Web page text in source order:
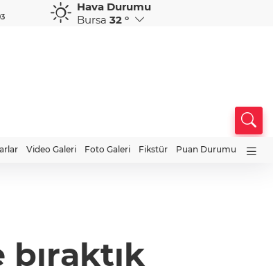
CHF
58,7274
CAD
34,0039
Hava Durumu
Bursa 32 °
Video Galeri Foto Galeri Fikstür Puan Durumu